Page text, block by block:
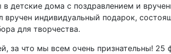
детские дома с поздравлением и
индивидуальный подарок,
для творчества.
за что мы всем очень признательны! 25